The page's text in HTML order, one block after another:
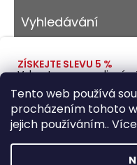
Tento web používá
procházením tohoto
jejich používáním..
Vyhledávání
HLEDAT
ZÍSKEJTE SLEVU 5 %
Vybavte se na rodinný
Zadejte svůj e-mail a
slevový kód.